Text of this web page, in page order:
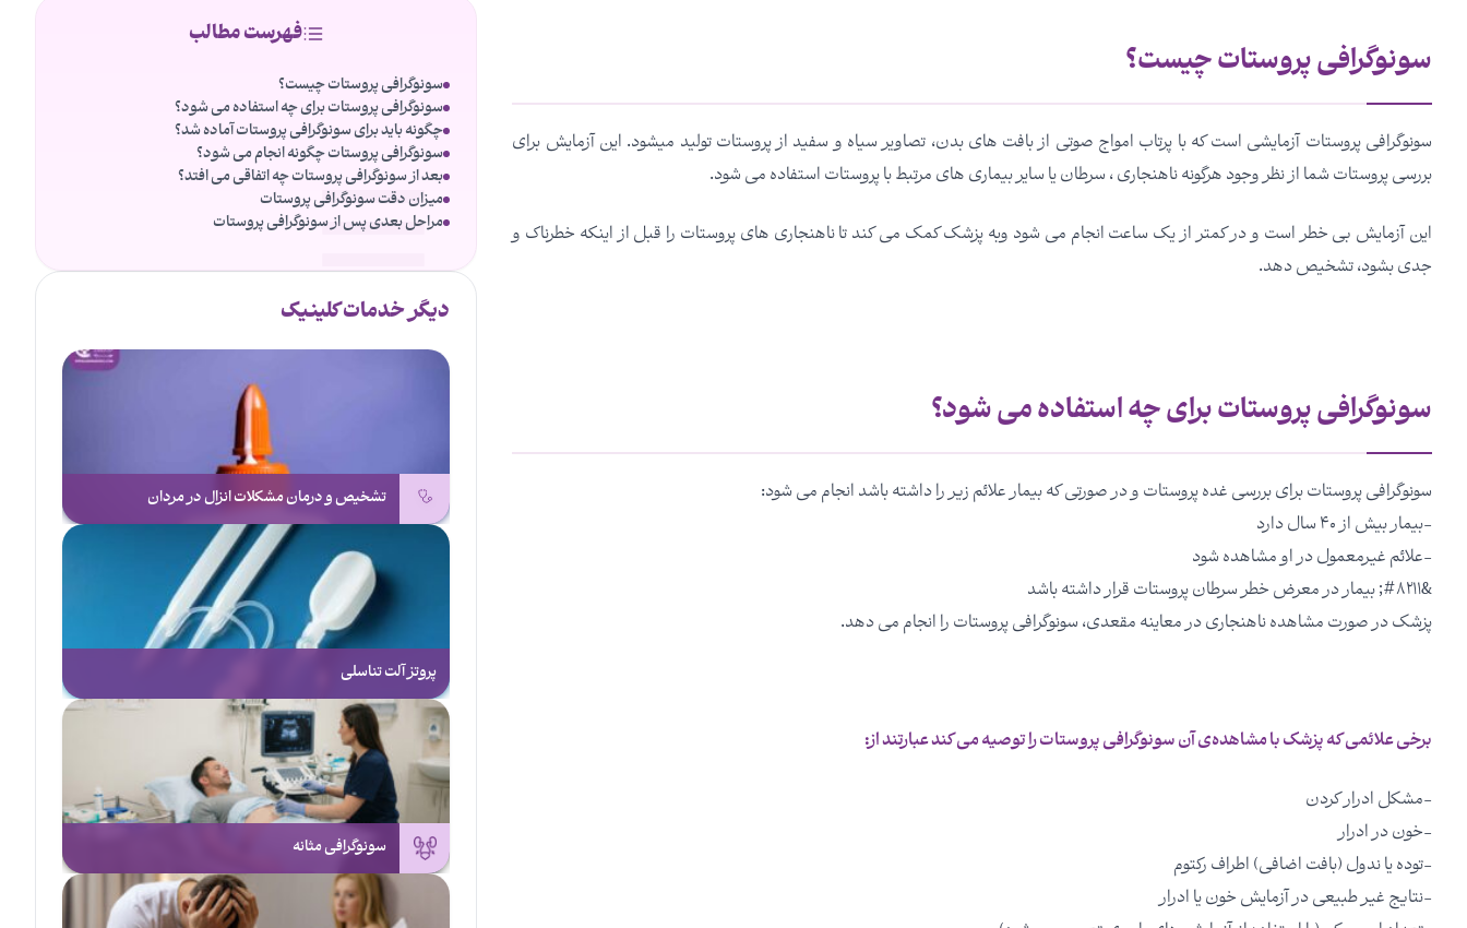
سونوگرافی پروستات چیست؟
سونوگرافی پروستات آزمایشی است که با پرتاب امواج صوتی از بافت های بدن، تصاویر سیاه و سفید از پروستات تولید میشود. این آزمایش برای
بررسی پروستات شما از نظر وجود هرگونه ناهنجاری ، سرطان یا سایر بیماری های مرتبط با پروستات استفاده می شود.
این آزمایش بی خطر است و در کمتر از یک ساعت انجام می شود وبه پزشک کمک می کند تا ناهنجاری های پروستات را قبل از اینکه خطرناک و
جدی بشود، تشخیص دهد.
سونوگرافی پروستات برای چه استفاده می شود؟
سونوگرافی پروستات برای بررسی غده پروستات و در صورتی که بیمار علائم زیر را داشته باشد انجام می شود:
-بیمار بیش از ۴۰ سال دارد
-علائم غیرمعمول در او مشاهده شود
&#۸۲۱۱; بیمار در معرض خطر سرطان پروستات قرار داشته باشد
پزشک در صورت مشاهده ناهنجاری در معاینه مقعدی، سونوگرافی پروستات را انجام می دهد.
برخی علائمی که پزشک با مشاهده‌ی آن سونوگرافی پروستات را توصیه می کند عبارتند از:
-مشکل ادرار کردن
-خون در ادرار
-توده یا ندول (بافت اضافی) اطراف رکتوم
-نتایج غیر طبیعی در آزمایش خون یا ادرار
فهرست مطالب
سونوگرافی پروستات چیست؟
سونوگرافی پروستات برای چه استفاده می شود؟
چگونه باید برای سونوگرافی پروستات آماده شد؟
سونوگرافی پروستات چگونه انجام می شود؟
بعد از سونوگرافی پروستات چه اتفاقی می افتد؟
میزان دقت سونوگرافی پروستات
مراحل بعدی پس از سونوگرافی پروستات
دیگر خدمات کلینیک
تشخیص و درمان مشکلات انزال در مردان
پروتز آلت تناسلی
سونوگرافی مثانه